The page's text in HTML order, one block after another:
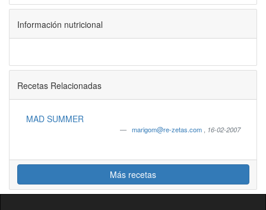
Información nutricional
Recetas Relacionadas
MAD SUMMER
marigom@re-zetas.com 16-02-2007
Más recetas